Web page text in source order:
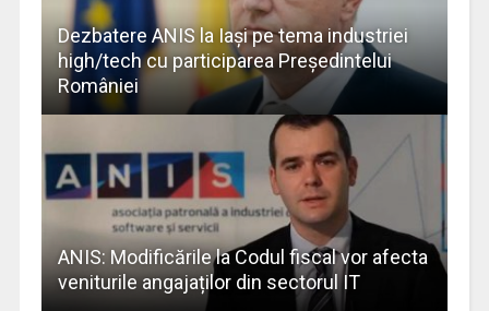
Dezbatere ANIS la Iaşi pe tema industriei
high/tech cu participarea Preşedintelui
României
ANIS: Modificările la Codul fiscal vor afecta
veniturile angajaților din sectorul IT